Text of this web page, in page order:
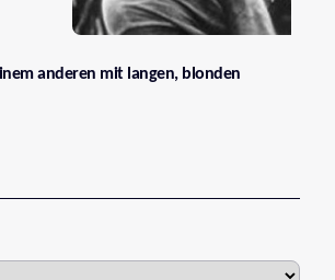
anderen mit langen, blonden